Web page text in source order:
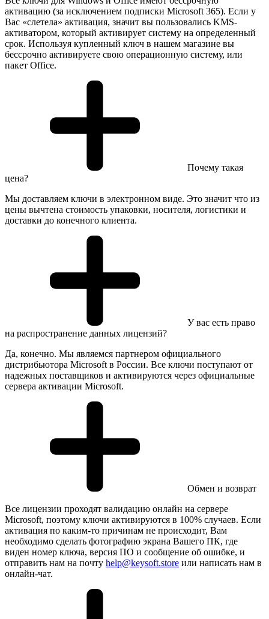
активацию (за исключением подписки Microsoft 365). Если у
Вас «слетела» активация, значит вы пользовались KMS-
активатором, который активирует систему на определенный
срок. Используя купленный ключ в нашем магазине вы
бессрочно активируете свою операционную систему, или
пакет Office.
Почему такая
цена?
Мы доставляем ключи в электронном виде. Это значит что из
цены вычтена стоимость упаковки, носителя, логистики и
доставки до конечного клиента.
У вас есть право
на распространение данных лицензий?
Да, конечно. Мы являемся партнером официального
дистрибьютора Microsoft в России. Все ключи поступают от
надежных поставщиков и активируются через официальные
сервера активации Microsoft.
Обмен и возврат
Все лицензии проходят валидацию онлайн на сервере
Microsoft, поэтому ключи активируются в 100% случаев. Если
активация по каким-то причинам не происходит, Вам
необходимо сделать фотографию экрана Вашего ПК, где
виден номер ключа, версия ПО и сообщение об ошибке, и
отправить нам на почту help@keysoft.store или написать нам в
онлайн-чат.